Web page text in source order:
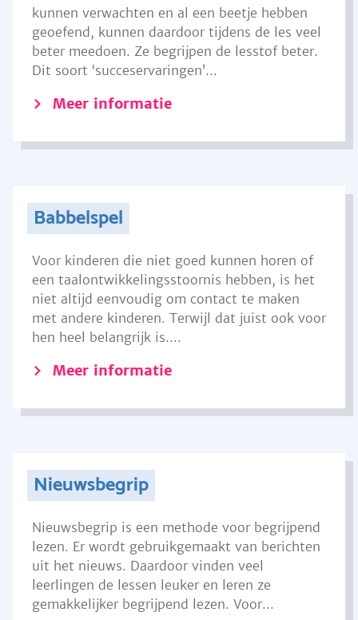
kunnen verwachten en al een beetje hebben
geoefend, kunnen daardoor tijdens de les veel
beter meedoen. Ze begrijpen de lesstof beter.
Dit soort ‘succeservaringen’...
Meer informatie
Babbelspel
Voor kinderen die niet goed kunnen horen of
een taalontwikkelingsstoornis hebben, is het
niet altijd eenvoudig om contact te maken
met andere kinderen. Terwijl dat juist ook voor
hen heel belangrijk is....
Meer informatie
Nieuwsbegrip
Nieuwsbegrip is een methode voor begrijpend
lezen. Er wordt gebruikgemaakt van berichten
uit het nieuws. Daardoor vinden veel
leerlingen de lessen leuker en leren ze
gemakkelijker begrijpend lezen. Voor...